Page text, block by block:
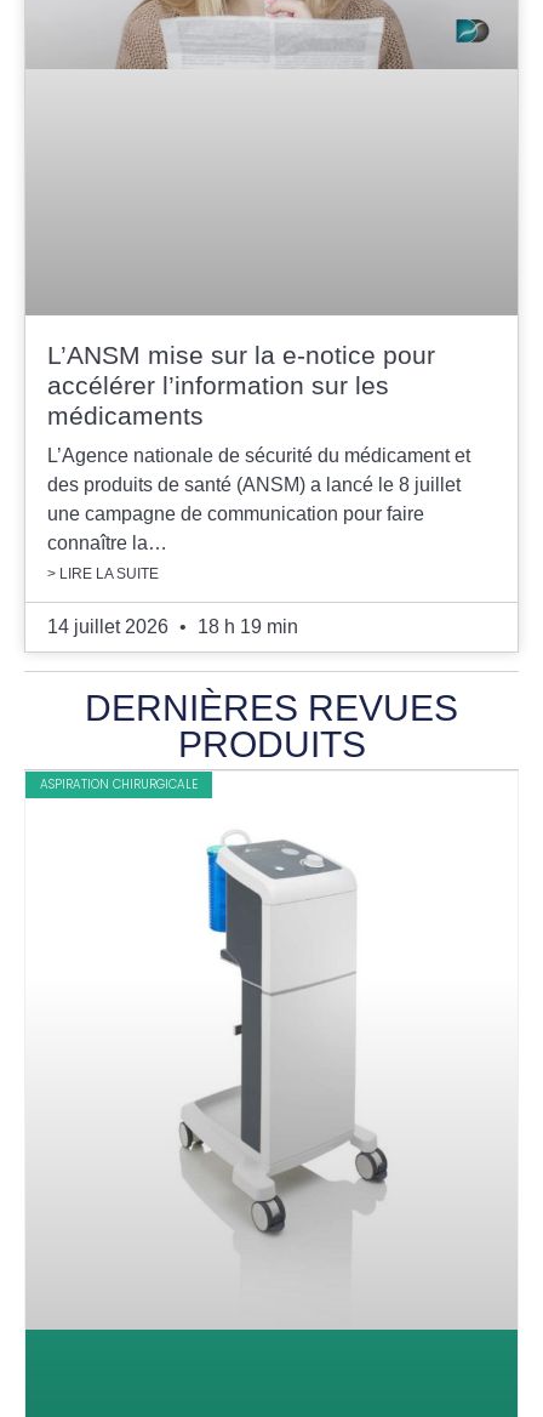
L’ANSM mise sur la e-notice pour
accélérer l’information sur les
médicaments
L’Agence nationale de sécurité du médicament et
des produits de santé (ANSM) a lancé le 8 juillet
une campagne de communication pour faire
connaître la…
> LIRE LA SUITE
14 juillet 2026 18 h 19 min
DERNIÈRES REVUES
PRODUITS
ASPIRATION CHIRURGICALE